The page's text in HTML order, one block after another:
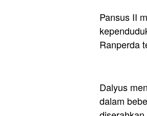
Pansus II
Ranperda
Dalyus
dalam